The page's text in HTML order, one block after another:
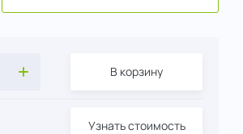
В корзину
Узнать стоимость